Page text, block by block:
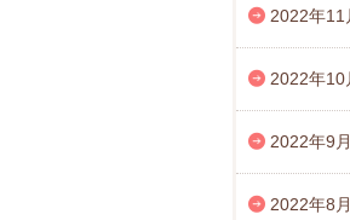
2022年11
2022年10
2022年9月
2022年8月